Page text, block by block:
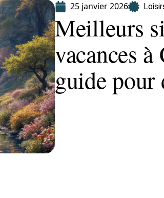
25 janvier 2026
Meilleurs
vacances
guide pour